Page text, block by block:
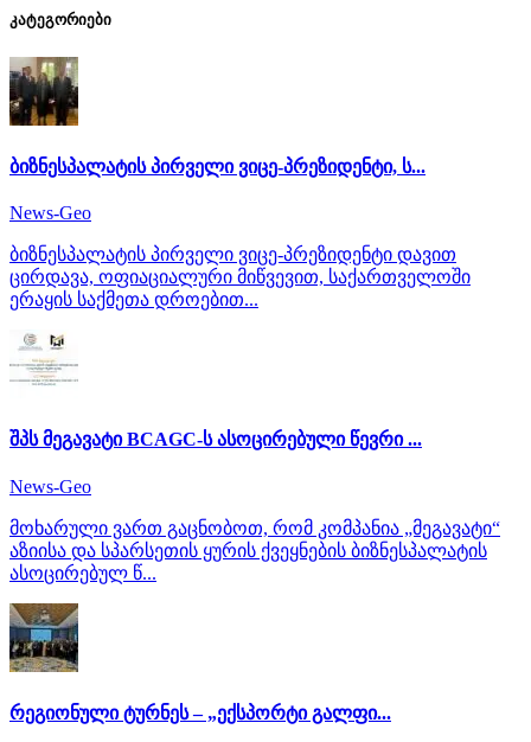
კატეგორიები
ბიზნესპალატის პირველი ვიცე-პრეზიდენტი, ს...
News-Geo
ბიზნესპალატის პირველი ვიცე-პრეზიდენტი დავით
ცირდავა, ოფიაციალური მიწვევით, საქართველოში
ერაყის საქმეთა დროებით...
შპს მეგავატი BCAGC-ს ასოცირებული წევრი ...
News-Geo
მოხარული ვართ გაცნობოთ, რომ კომპანია „მეგავატი“
აზიისა და სპარსეთის ყურის ქვეყნების ბიზნესპალატის
ასოცირებულ წ...
რეგიონული ტურნეს – „ექსპორტი გალფი...